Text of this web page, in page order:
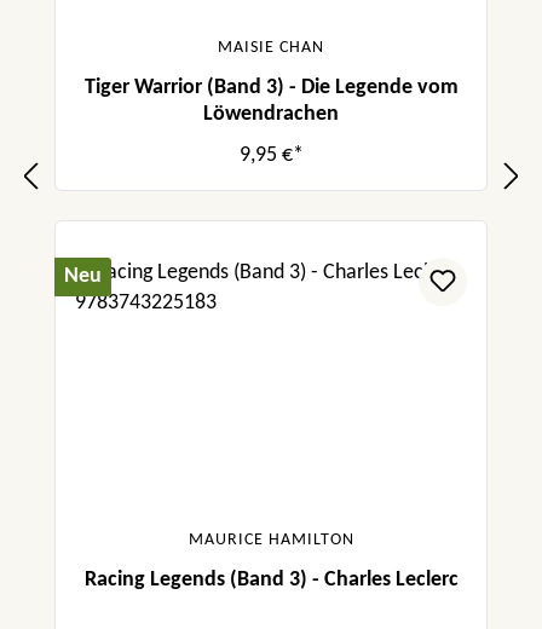
MAISIE CHAN
Tiger Warrior (Band 3) - Die Legende vom
Löwendrachen
9,95 €*
Neu
MAURICE HAMILTON
Racing Legends (Band 3) - Charles Leclerc